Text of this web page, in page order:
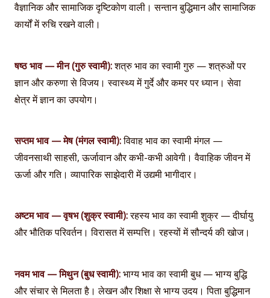
वैज्ञानिक और सामाजिक दृष्टिकोण वाली। सन्तान बुद्धिमान और सामाजिक
कार्यों में रुचि रखने वाली।
षष्ठ भाव — मीन (गुरु स्वामी):शत्रु भाव का स्वामी गुरु — शत्रुओं पर
ज्ञान और करुणा से विजय। स्वास्थ्य में गुर्दे और कमर पर ध्यान। सेवा
क्षेत्र में ज्ञान का उपयोग।
सप्तम भाव — मेष (मंगल स्वामी):विवाह भाव का स्वामी मंगल —
जीवनसाथी साहसी, ऊर्जावान और कभी-कभी आवेगी। वैवाहिक जीवन में
ऊर्जा और गति। व्यापारिक साझेदारी में उद्यमी भागीदार।
अष्टम भाव — वृषभ (शुक्र स्वामी):रहस्य भाव का स्वामी शुक्र — दीर्घायु
और भौतिक परिवर्तन। विरासत में सम्पत्ति। रहस्यों में सौन्दर्य की खोज।
नवम भाव — मिथुन (बुध स्वामी):भाग्य भाव का स्वामी बुध — भाग्य बुद्धि
और संचार से मिलता है। लेखन और शिक्षा से भाग्य उदय। पिता बुद्धिमान